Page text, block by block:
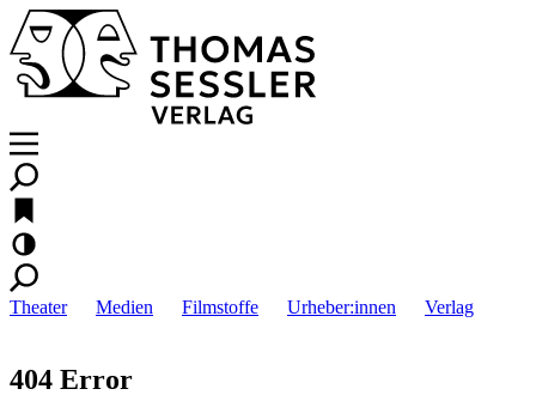
Theater Medien Filmstoffe Urheber:innen Verlag
404 Error